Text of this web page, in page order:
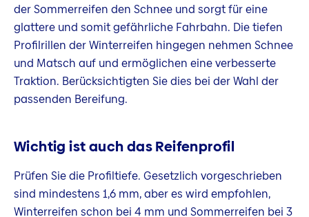
der Sommerreifen den Schnee und sorgt für eine
glattere und somit gefährliche Fahrbahn. Die tiefen
Profilrillen der Winterreifen hingegen nehmen Schnee
und Matsch auf und ermöglichen eine verbesserte
Traktion. Berücksichtigten Sie dies bei der Wahl der
passenden Bereifung.
Wichtig ist auch das Reifenprofil
Prüfen Sie die Profiltiefe. Gesetzlich vorgeschrieben
sind mindestens 1,6 mm, aber es wird empfohlen,
Winterreifen schon bei 4 mm und Sommerreifen bei 3